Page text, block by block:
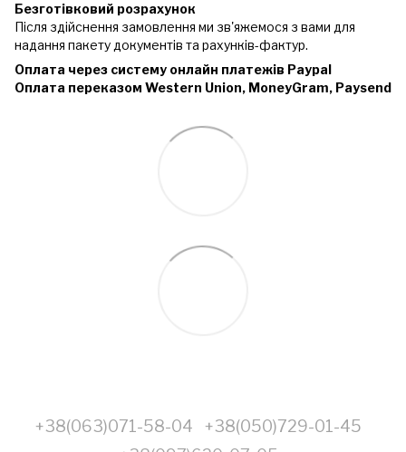
Безготівковий розрахунок
Після здійснення замовлення ми зв'яжемося з вами для
надання пакету документів та рахунків-фактур.
Оплата через систему онлайн платежів Paypal
Оплата переказом Western Union, MoneyGram, Paysend
+38(063)071-58-04
+38(050)729-01-45